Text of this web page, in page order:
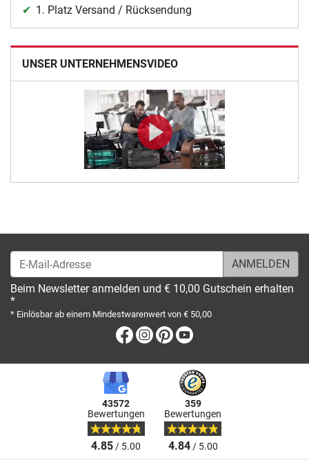
1. Platz Versand / Rücksendung
UNSER UNTERNEHMENSVIDEO
E-Mail-Adresse
Beim Newsletter anmelden und € 10,00 Gutschein erhalten
*
* Einlösbar ab einem Mindestwarenwert von € 50,00
Facebook
Instagram
Pinterest
43572
Bewertungen
4.85/ 5.00
359
Bewertungen
4.84/ 5.00